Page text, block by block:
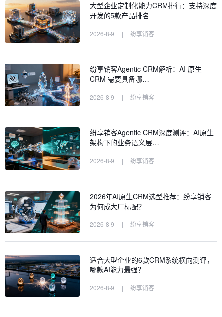
大型企业定制化能力CRM排行：支持深度
开发的5款产品排名
2026-8-9 | 纷享销客
纷享销客Agentic CRM解析：AI 原生
CRM 需要具备哪…
2026-8-9 | 纷享销客
纷享销客Agentic CRM深度测评：AI原生
架构下的业务语义层…
2026-8-9 | 纷享销客
2026年AI原生CRM选型推荐：纷享销客
为何成大厂标配？
2026-8-9 | 纷享销客
适合大型企业的6款CRM系统横向测评，
哪款AI能力最强？
2026-8-9 | 纷享销客